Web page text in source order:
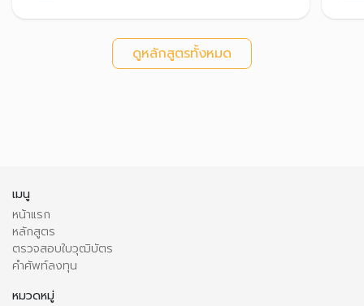
ดูหลักสูตรทั้งหมด
เมนู
หน้าแรก
หลักสูตร
ตรวจสอบใบวุฒิบัตร
คำศัพท์ลงทุน
หมวดหมู่